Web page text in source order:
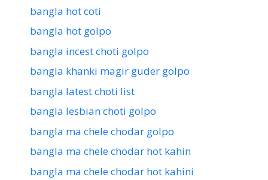
bangla hot coti
bangla hot golpo
bangla incest choti golpo
bangla khanki magir guder golpo
bangla latest choti list
bangla lesbian choti golpo
bangla ma chele chodar golpo
bangla ma chele chodar hot kahin
bangla ma chele chodar hot kahini